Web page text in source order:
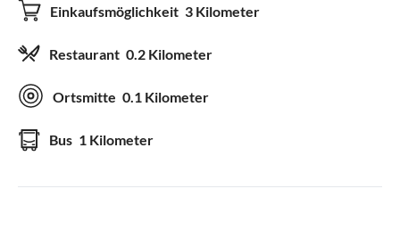
Einkaufsmöglichkeit 3 Kilometer
Restaurant 0.2 Kilometer
Ortsmitte 0.1 Kilometer
Bus 1 Kilometer